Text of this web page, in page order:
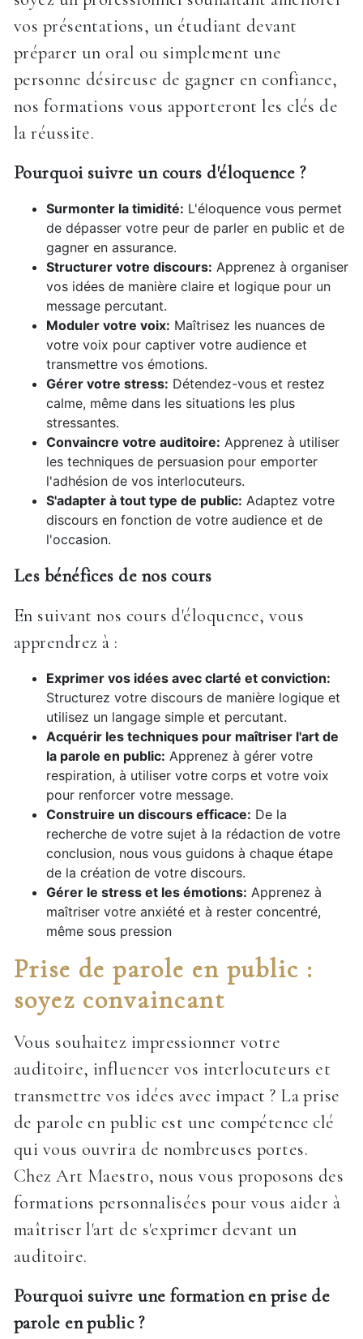
vos présentations, un étudiant devant
préparer un oral ou simplement une
personne désireuse de gagner en confiance,
nos formations vous apporteront les clés de
la réussite.
Pourquoi suivre un cours d'éloquence ?
Surmonter la timidité: L'éloquence vous permet
de dépasser votre peur de parler en public et de
gagner en assurance.
Structurer votre discours: Apprenez à organiser
vos idées de manière claire et logique pour un
message percutant.
Moduler votre voix: Maîtrisez les nuances de
votre voix pour captiver votre audience et
transmettre vos émotions.
Gérer votre stress: Détendez-vous et restez
calme, même dans les situations les plus
stressantes.
Convaincre votre auditoire: Apprenez à utiliser
les techniques de persuasion pour emporter
l'adhésion de vos interlocuteurs.
S'adapter à tout type de public: Adaptez votre
discours en fonction de votre audience et de
l'occasion.
Les bénéfices de nos cours
En suivant nos cours d'éloquence, vous
apprendrez à :
Exprimer vos idées avec clarté et conviction:
Structurez votre discours de manière logique et
utilisez un langage simple et percutant.
Acquérir les techniques pour maîtriser l'art de
la parole en public: Apprenez à gérer votre
respiration, à utiliser votre corps et votre voix
pour renforcer votre message.
Construire un discours efficace: De la
recherche de votre sujet à la rédaction de votre
conclusion, nous vous guidons à chaque étape
de la création de votre discours.
Gérer le stress et les émotions: Apprenez à
maîtriser votre anxiété et à rester concentré,
même sous pression
Prise de parole en public :
soyez convaincant
Vous souhaitez impressionner votre
auditoire, influencer vos interlocuteurs et
transmettre vos idées avec impact ? La prise
de parole en public est une compétence clé
qui vous ouvrira de nombreuses portes.
Chez Art Maestro, nous vous proposons des
formations personnalisées pour vous aider à
maîtriser l'art de s'exprimer devant un
auditoire.
Pourquoi suivre une formation en prise de
parole en public ?